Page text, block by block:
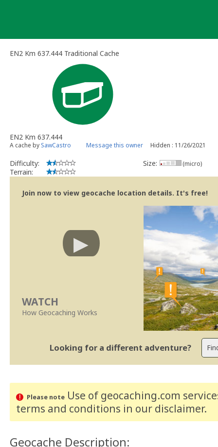
EN2 Km 637.444 Traditional Cache
EN2 Km 637.444
A cache by SawCastro Message this owner Hidden : 11/26/2021
Difficulty:
Terrain:
Size: (micro)
Join now to view geocache location details. It's free!
WATCH
How Geocaching Works
Looking for a different adventure?
Please noteUse of geocaching.com
terms and conditions in our disclaimer.
Geocache Description: